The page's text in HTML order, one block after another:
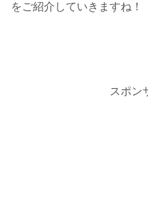
をご紹介していきますね！
スポン